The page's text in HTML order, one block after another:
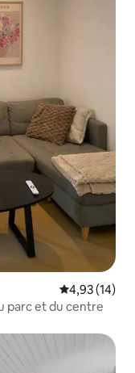
Évaluation
4,93 (14)
parc et du centre